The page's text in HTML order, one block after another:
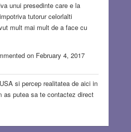
unui presedinte care e la
tutorur celorlalti
mult mai mult de a face cu
on February 4, 2017
si percep realitatea de aici in
as putea sa te contactez direct